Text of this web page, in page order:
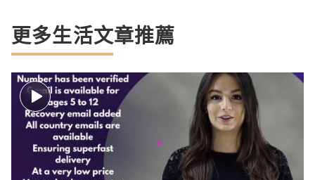
更多生活文章推薦